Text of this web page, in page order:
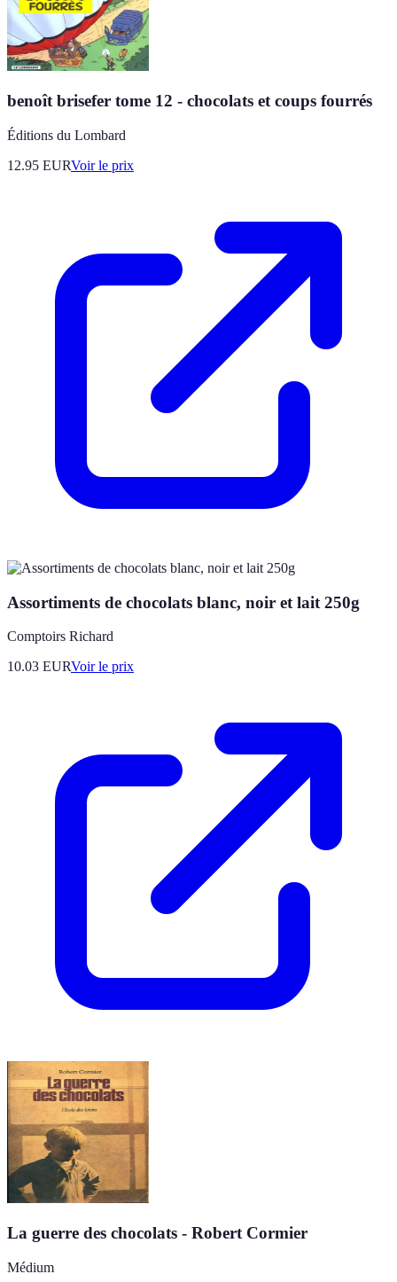
benoît brisefer tome 12 - chocolats et coups fourrés
Éditions du Lombard
12.95 EURVoir le prix
Assortiments de chocolats blanc, noir et lait 250g
Comptoirs Richard
10.03 EURVoir le prix
La guerre des chocolats - Robert Cormier
Médium